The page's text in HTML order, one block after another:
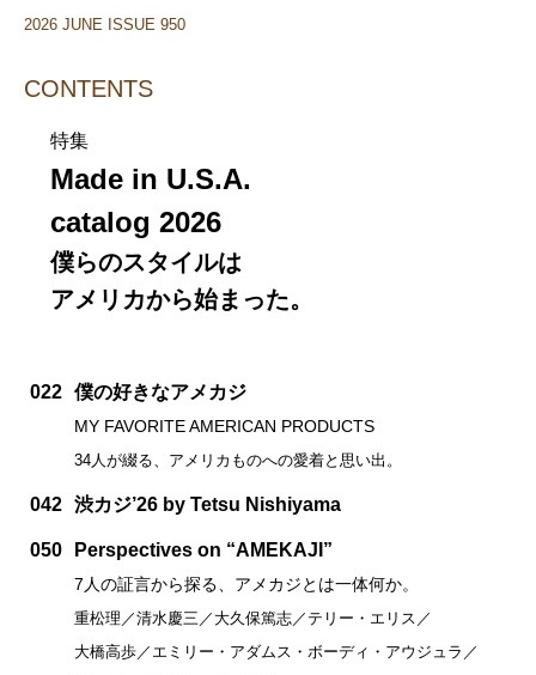
2026 JUNE ISSUE 950
CONTENTS
特集
Made in U.S.A.
catalog 2026
僕らのスタイルは
アメリカから始まった。
022 僕の好きなアメカジ
MY FAVORITE AMERICAN PRODUCTS
34人が綴る、アメリカものへの愛着と思い出。
042 渋カジ’26 by Tetsu Nishiyama
050 Perspectives on “AMEKAJI”
7人の証言から探る、アメカジとは一体何か。
重松理／清水慶三／大久保篤志／テリー・エリス／
大橋高歩／エミリー・アダムス・ボーディ・アウジュラ／